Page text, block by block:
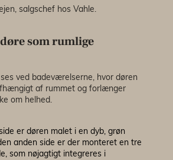
salgschef hos Vahle.
som rumlige
ved badeværelserne, hvor døren
af rummet og forlænger
om helhed.
er døren malet i en dyb, grøn
anden side er der monteret en tre
som nøjagtigt integreres i